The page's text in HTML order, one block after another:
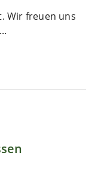
Wir freuen uns